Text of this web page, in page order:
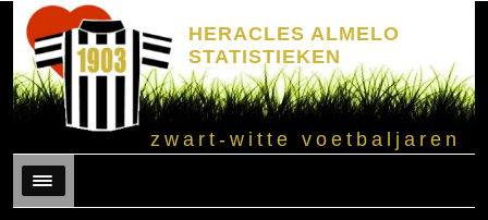
HERACLES ALMELO
STATISTIEKEN
zwart-witte voetbaljaren
Menu